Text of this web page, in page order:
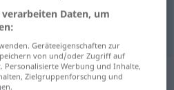
"beharren"
Daten, um
Geräteeigenschaften zur
von und/oder Zugriff auf
Werbung und Inhalte,
Zielgruppenforschung und